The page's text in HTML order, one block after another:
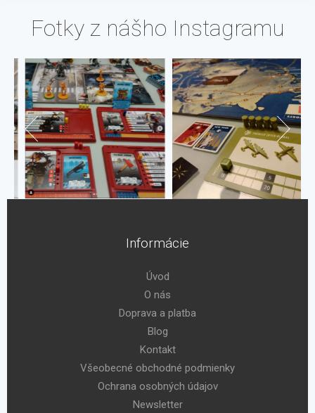
Fotky z nášho Instagramu
Informácie
Úvod
O nás
Doprava a platba
Blog
Kontakt
Všeobecné obchodné podmienky
Ochrana osobných údajov
Newsletter